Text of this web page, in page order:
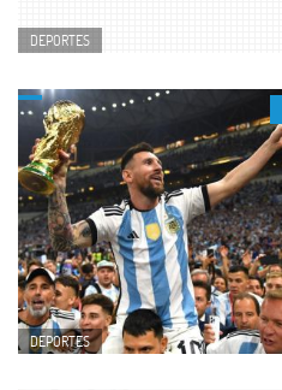
DEPORTES
DEPORTES